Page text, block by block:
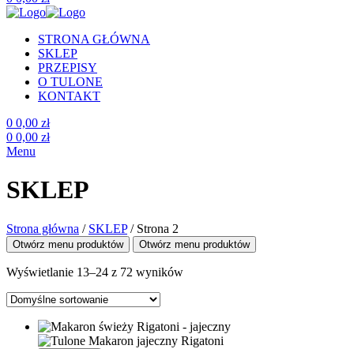
STRONA GŁÓWNA
SKLEP
PRZEPISY
O TULONE
KONTAKT
0 0,00 zł
0 0,00 zł
Menu
SKLEP
Strona główna / SKLEP/ Strona 2
Otwórz menu produktów Otwórz menu produktów
Wyświetlanie 13–24 z 72 wyników